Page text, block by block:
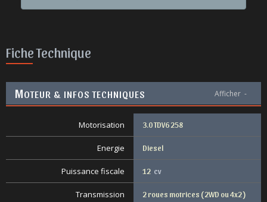
Fiche Technique
MOTEUR & INFOS TECHNIQUES Afficher -
Motorisation 3.0 TDV6 258
Energie Diesel
Puissance fiscale 12 cv
Transmission 2 roues motrices ( 2WD ou 4x2 )